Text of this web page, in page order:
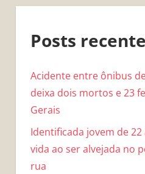
Posts
Acidente entre ônibus
deixa dois mortos e 23
Gerais
Identificada jovem de
vida ao ser alvejada no
rua